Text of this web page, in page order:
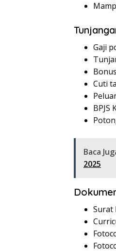
Gaji
Cuti
BPJS
Baca
2025
Surat